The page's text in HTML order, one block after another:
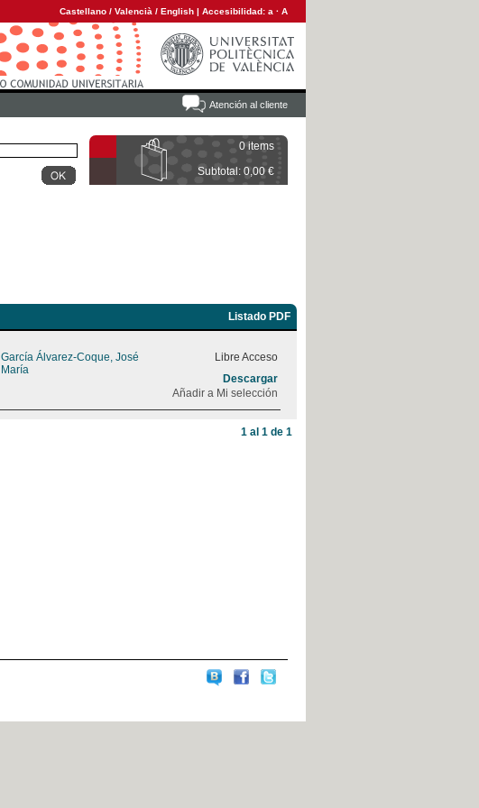
Castellano / Valencià / English | Accesibilidad: a · A
Atención al cliente
0 items
Subtotal: 0,00 €
Listado PDF
García Álvarez-Coque, José
María
Libre Acceso
Descargar
Añadir a Mi selección
1 al 1 de 1